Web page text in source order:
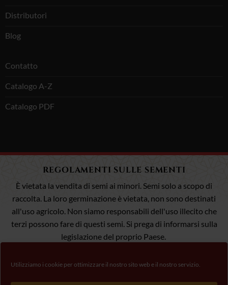
Utilizziamo i cookie per ottimizzare il nostro sito web e il nostro servizio.
Distributori
Blog
Contatto
Catalogo A-Z
Catalogo PDF
REGOLAMENTI SULLE SEMENTI
È vietata la vendita di semi ai minori. Semi solo a scopo di
raccolta. La loro germinazione è vietata, non sono destinati
all'uso agricolo. Non siamo responsabili dell'uso illecito che
terzi possono fare di questi semi. Si prega di informarsi sulla
legislazione del proprio Paese.